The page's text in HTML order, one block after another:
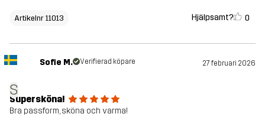
Artikelnr 11013 Hjälpsamt? 0
S
Sofie M. Verifierad köpare 27 februari 2026
Supersköna!
Bra passform, sköna och varma!